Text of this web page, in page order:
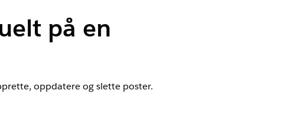
på en
oppdatere og slette poster.